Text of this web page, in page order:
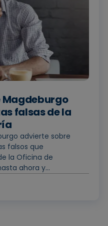
Magdeburgo
falsas de la
advierte sobre
falsos que
la Oficina de
ahora y...